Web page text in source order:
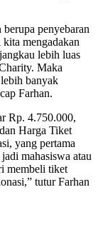
penyebaran
mengadakan
lebih luas
Maka
banyak
Farhan.
Rp. 4.750.000,
Harga Tiket
yang pertama
mahasiswa atau
membeli tiket
tutur Farhan